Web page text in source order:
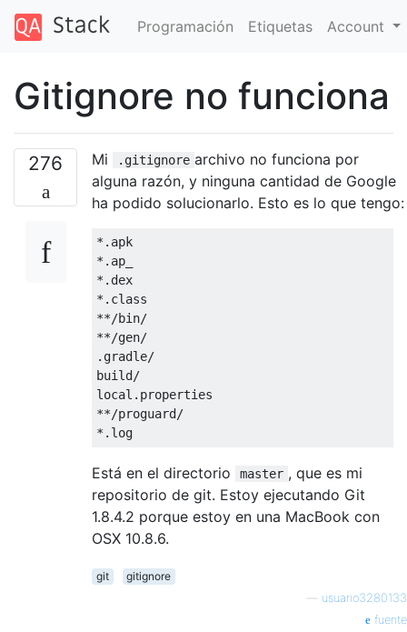
Programación Etiquetas Account
Gitignore no funciona
276 Mi .gitignore archivo no funciona por
alguna razón, y ninguna cantidad de Google
ha podido solucionarlo. Esto es lo que tengo:
*.apk
*.ap_
*.dex
*.class
**/bin/
**/gen/
.gradle/
build/
local.properties
**/proguard/
Está en el directorio master , que es mi
repositorio de git. Estoy ejecutando Git
1.8.4.2 porque estoy en una MacBook con
OSX 10.8.6.
git
gitignore
usuario3280133
fuente